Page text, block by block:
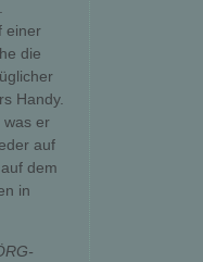
einer
die
Handy.
was er
auf
dem
in